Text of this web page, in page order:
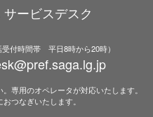
ービスデスク
受付時間帯 平日8時から20時）
専用のオペレータが対応いたします。
つなぎいたします。